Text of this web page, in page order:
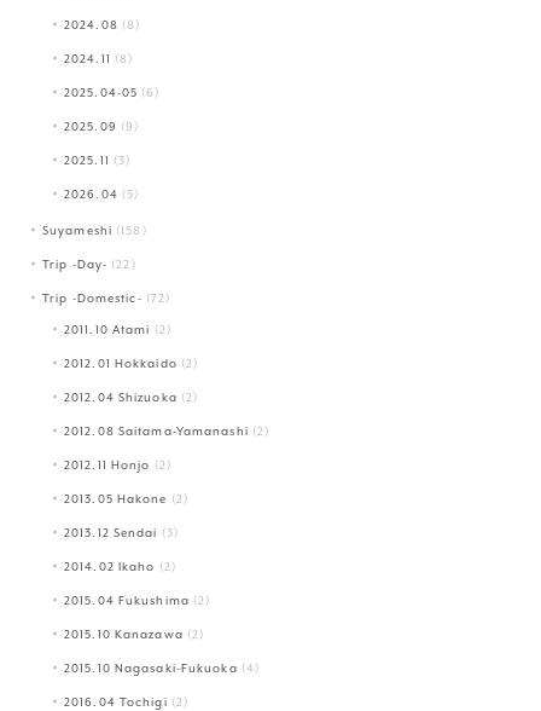
2024.08 (8)
2024.11 (8)
2025.04-05 (6)
2025.09 (9)
2025.11 (3)
2026.04 (5)
Suyameshi (158)
Trip -Day- (22)
Trip -Domestic- (72)
2011.10 Atami (2)
2012.01 Hokkaido (2)
2012.04 Shizuoka (2)
2012.08 Saitama-Yamanashi (2)
2012.11 Honjo (2)
2013.05 Hakone (2)
2013.12 Sendai (3)
2014.02 Ikaho (2)
2015.04 Fukushima (2)
2015.10 Kanazawa (2)
2015.10 Nagasaki-Fukuoka (4)
2016.04 Tochigi (2)